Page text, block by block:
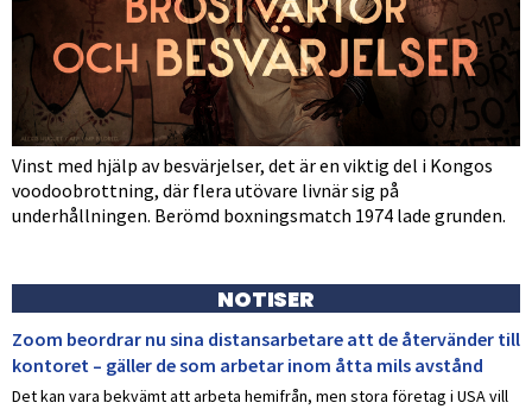
Vinst med hjälp av besvärjelser, det är en viktig del i Kongos
voodoobrottning, där flera utövare livnär sig på
underhållningen. Berömd boxningsmatch 1974 lade grunden.
NOTISER
Zoom beordrar nu sina distansarbetare att de återvänder till
kontoret – gäller de som arbetar inom åtta mils avstånd
Det kan vara bekvämt att arbeta hemifrån, men stora företag i USA vill